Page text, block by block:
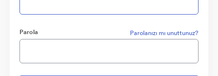
Parola Parolanızı mı unuttunuz?